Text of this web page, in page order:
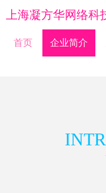
上海凝方华网络科
首页 企业简介